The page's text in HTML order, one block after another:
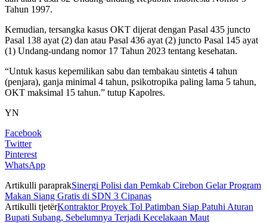
Tahun 1997.
Kemudian, tersangka kasus OKT dijerat dengan Pasal 435 juncto
Pasal 138 ayat (2) dan atau Pasal 436 ayat (2) juncto Pasal 145 ayat
(1) Undang-undang nomor 17 Tahun 2023 tentang kesehatan.
“Untuk kasus kepemilikan sabu dan tembakau sintetis 4 tahun
(penjara), ganja minimal 4 tahun, psikotropika paling lama 5 tahun,
OKT maksimal 15 tahun.” tutup Kapolres.
YN
Facebook
Twitter
Pinterest
WhatsApp
Artikulli paraprakSinergi Polisi dan Pemkab Cirebon Gelar Program
Makan Siang Gratis di SDN 3 Cipanas
Artikulli tjetërKontraktor Proyek Tol Patimban Siap Patuhi Aturan
Bupati Subang, Sebelumnya Terjadi Kecelakaan Maut